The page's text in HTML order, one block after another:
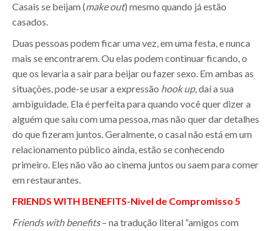
Casais se beijam (make out) mesmo quando já estão
casados.
Duas pessoas podem ficar uma vez, em uma festa, e nunca
mais se encontrarem. Ou elas podem continuar ficando, o
que os levaria a sair para beijar ou fazer sexo. Em ambas as
situações, pode-se usar a expressão hook up, daí a sua
ambiguidade. Ela é perfeita para quando você quer dizer a
alguém que saiu com uma pessoa, mas não quer dar detalhes
do que fizeram juntos. Geralmente, o casal não está em um
relacionamento público ainda, estão se conhecendo
primeiro. Eles não vão ao cinema juntos ou saem para comer
em restaurantes.
FRIENDS WITH BENEFITS-Nivel de Compromisso 5
Friends with benefits– na tradução literal “amigos com